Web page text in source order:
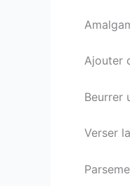
Ajouter
Beurrer
Verser